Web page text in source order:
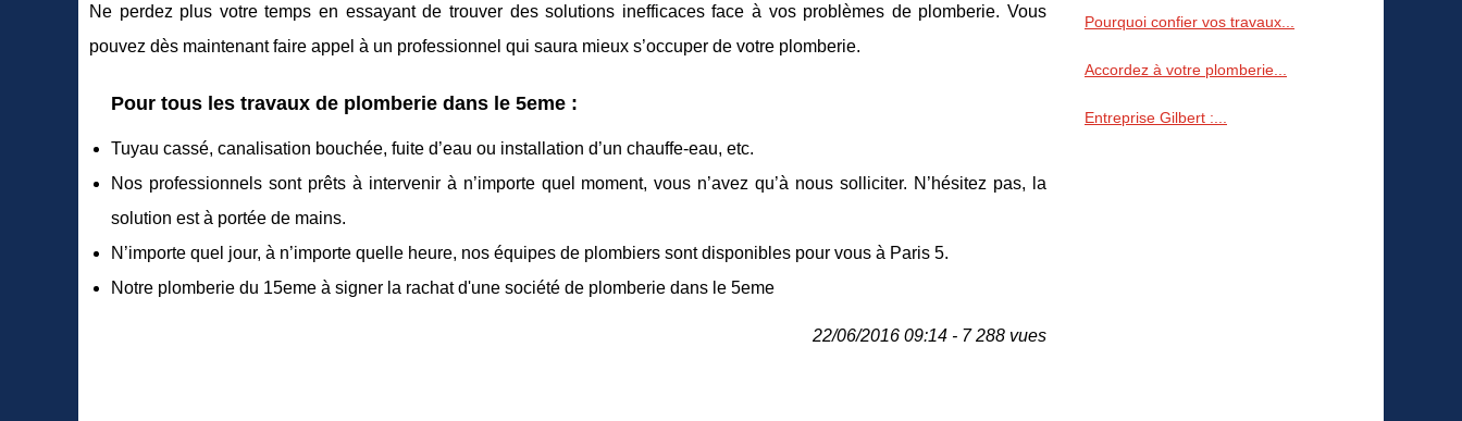
Ne perdez plus votre temps en essayant de trouver des solutions inefficaces face à vos problèmes de plomberie. Vous
pouvez dès maintenant faire appel à un professionnel qui saura mieux s’occuper de votre plomberie.
Pour tous les travaux de plomberie dans le 5eme :
Tuyau cassé, canalisation bouchée, fuite d’eau ou installation d’un chauffe-eau, etc.
Nos professionnels sont prêts à intervenir à n’importe quel moment, vous n’avez qu’à nous solliciter. N’hésitez pas, la
solution est à portée de mains.
N’importe quel jour, à n’importe quelle heure, nos équipes de plombiers sont disponibles pour vous à Paris 5.
Notre plomberie du 15eme à signer la rachat d'une société de plomberie dans le 5eme
22/06/2016 09:14 - 7 288 vues
Pourquoi confier vos travaux...
Accordez à votre plomberie...
Entreprise Gilbert :...